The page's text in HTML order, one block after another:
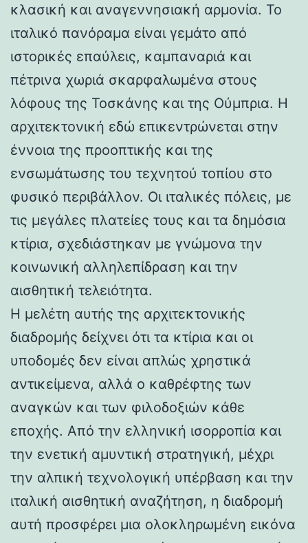
κλασική και αναγεννησιακή αρμονία. Το
ιταλικό πανόραμα είναι γεμάτο από
ιστορικές επαύλεις, καμπαναριά και
πέτρινα χωριά σκαρφαλωμένα στους
λόφους της Τοσκάνης και της Ούμπρια. Η
αρχιτεκτονική εδώ επικεντρώνεται στην
έννοια της προοπτικής και της
ενσωμάτωσης του τεχνητού τοπίου στο
φυσικό περιβάλλον. Οι ιταλικές πόλεις, με
τις μεγάλες πλατείες τους και τα δημόσια
κτίρια, σχεδιάστηκαν με γνώμονα την
κοινωνική αλληλεπίδραση και την
αισθητική τελειότητα.
Η μελέτη αυτής της αρχιτεκτονικής
διαδρομής δείχνει ότι τα κτίρια και οι
υποδομές δεν είναι απλώς χρηστικά
αντικείμενα, αλλά ο καθρέφτης των
αναγκών και των φιλοδοξιών κάθε
εποχής. Από την ελληνική ισορροπία και
την ενετική αμυντική στρατηγική, μέχρι
την αλπική τεχνολογική υπέρβαση και την
ιταλική αισθητική αναζήτηση, η διαδρομή
αυτή προσφέρει μια ολοκληρωμένη εικόνα